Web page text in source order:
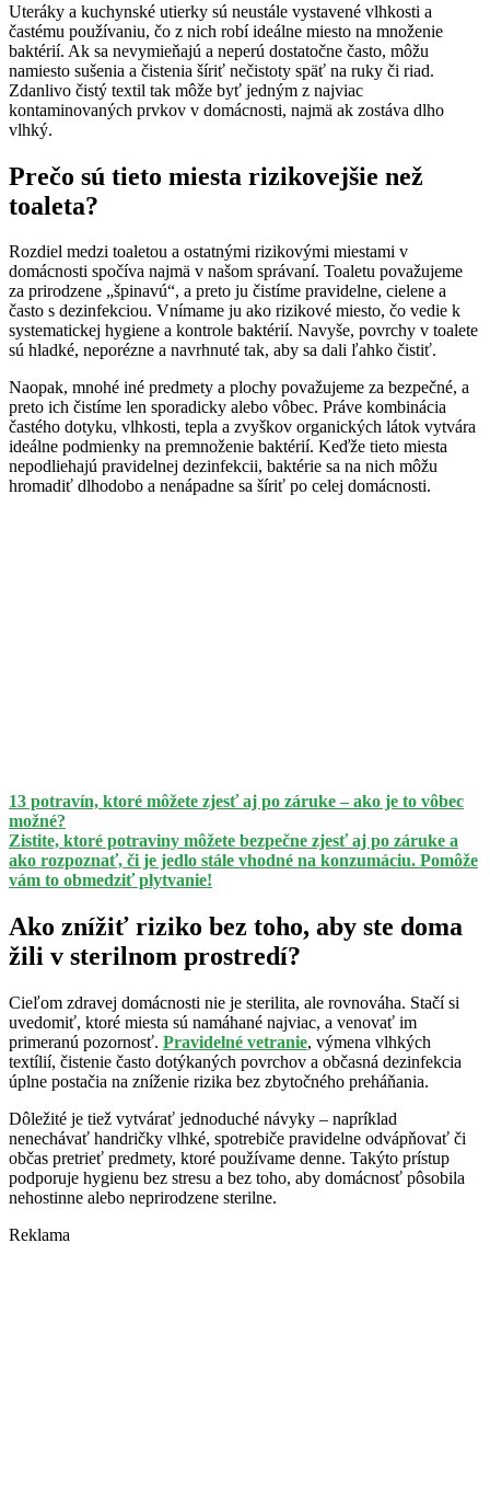
Uteráky a kuchynské utierky sú neustále vystavené vlhkosti a
častému používaniu, čo z nich robí ideálne miesto na množenie
baktérií. Ak sa nevymieňajú a neperú dostatočne často, môžu
namiesto sušenia a čistenia šíriť nečistoty späť na ruky či riad.
Zdanlivo čistý textil tak môže byť jedným z najviac
kontaminovaných prvkov v domácnosti, najmä ak zostáva dlho
vlhký.
Prečo sú tieto miesta rizikovejšie než
toaleta?
Rozdiel medzi toaletou a ostatnými rizikovými miestami v
domácnosti spočíva najmä v našom správaní. Toaletu považujeme
za prirodzene „špinavú“, a preto ju čistíme pravidelne, cielene a
často s dezinfekciou. Vnímame ju ako rizikové miesto, čo vedie k
systematickej hygiene a kontrole baktérií. Navyše, povrchy v toalete
sú hladké, neporézne a navrhnuté tak, aby sa dali ľahko čistiť.
Naopak, mnohé iné predmety a plochy považujeme za bezpečné, a
preto ich čistíme len sporadicky alebo vôbec. Práve kombinácia
častého dotyku, vlhkosti, tepla a zvyškov organických látok vytvára
ideálne podmienky na premnoženie baktérií. Keďže tieto miesta
nepodliehajú pravidelnej dezinfekcii, baktérie sa na nich môžu
hromadiť dlhodobo a nenápadne sa šíriť po celej domácnosti.
13 potravín, ktoré môžete zjesť aj po záruke – ako je to vôbec
možné?
Zistite, ktoré potraviny môžete bezpečne zjesť aj po záruke a
ako rozpoznať, či je jedlo stále vhodné na konzumáciu. Pomôže
vám to obmedziť plytvanie!
Ako znížiť riziko bez toho, aby ste doma
žili v sterilnom prostredí?
Cieľom zdravej domácnosti nie je sterilita, ale rovnováha. Stačí si
uvedomiť, ktoré miesta sú namáhané najviac, a venovať im
primeranú pozornosť. Pravidelné vetranie, výmena vlhkých
textílií, čistenie často dotýkaných povrchov a občasná dezinfekcia
úplne postačia na zníženie rizika bez zbytočného preháňania.
Dôležité je tiež vytvárať jednoduché návyky – napríklad
nenechávať handričky vlhké, spotrebiče pravidelne odvápňovať či
občas pretrieť predmety, ktoré používame denne. Takýto prístup
podporuje hygienu bez stresu a bez toho, aby domácnosť pôsobila
nehostinne alebo neprirodzene sterilne.
Reklama